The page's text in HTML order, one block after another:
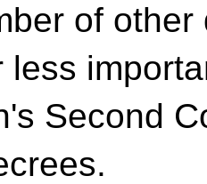
of other
less
Second